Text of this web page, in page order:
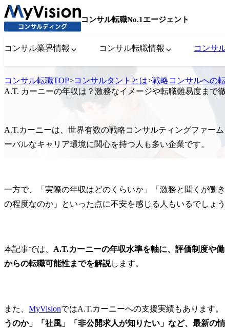
コンサル転職No.1エージェント
コンサル業界情報 コンサル転職情報 コンサ
コンサル転職TOP>コンサルタントとは>戦略コンサルへの
A.T. カーニーの年収は？激務なイメージや転職難易度まで
A.T.カーニーは、世界有数の戦略コンサルティングファー
ーバルなキャリア環境に関心を持つ人も多い企業です。
一方で、「実際の年収はどのくらいか」「激務と聞くが働
の程度なのか」といった点に不安を感じる人もいるでしょう
本記事では、 A.T.カーニーの年収水準を軸に、評価制度や
からの転職可能性までを解説します。
また、 MyVisionではA.T.カーニーへの支援実績もあります。
うのか」「社風」「非公開求人が知りたい」など、最新の